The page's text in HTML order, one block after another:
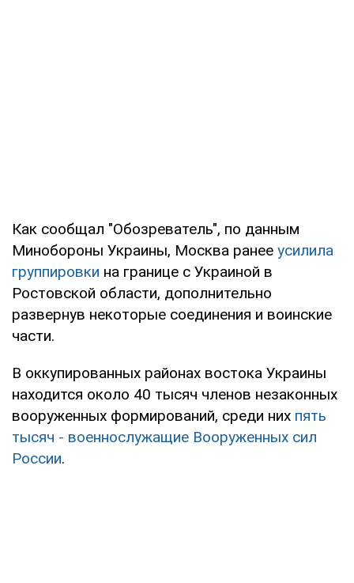
Как сообщал "Обозреватель", по данным
Минобороны Украины, Москва ранее усилила
группировки на границе с Украиной в
Ростовской области, дополнительно
развернув некоторые соединения и воинские
части.
В оккупированных районах востока Украины
находится около 40 тысяч членов незаконных
вооруженных формирований, среди них пять
тысяч - военнослужащие Вооруженных сил
России.